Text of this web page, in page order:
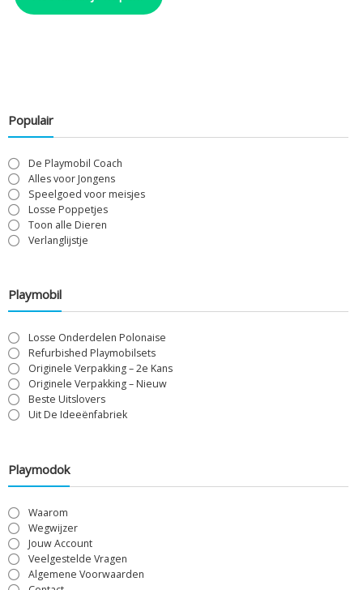
Populair
De Playmobil Coach
Alles voor Jongens
Speelgoed voor meisjes
Losse Poppetjes
Toon alle Dieren
Verlanglijstje
Playmobil
Losse Onderdelen Polonaise
Refurbished Playmobilsets
Originele Verpakking – 2e Kans
Originele Verpakking – Nieuw
Beste Uitslovers
Uit De Ideeënfabriek
Playmodok
Waarom
Wegwijzer
Jouw Account
Veelgestelde Vragen
Algemene Voorwaarden